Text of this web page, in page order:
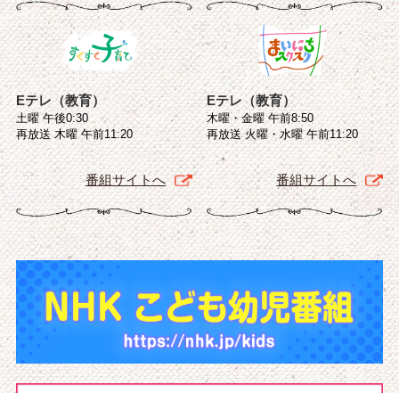
Eテレ（教育）
土曜 午後0:30
再放送 木曜 午前11:20
番組サイトへ
Eテレ（教育）
木曜・金曜 午前8:50
再放送 火曜・水曜 午前11:20
番組サイトへ